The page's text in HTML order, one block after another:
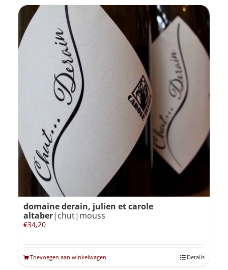
domaine derain, julien et carole
altaber|chut|mouss
€34,20
Toevoegen aan winkelwagen Details